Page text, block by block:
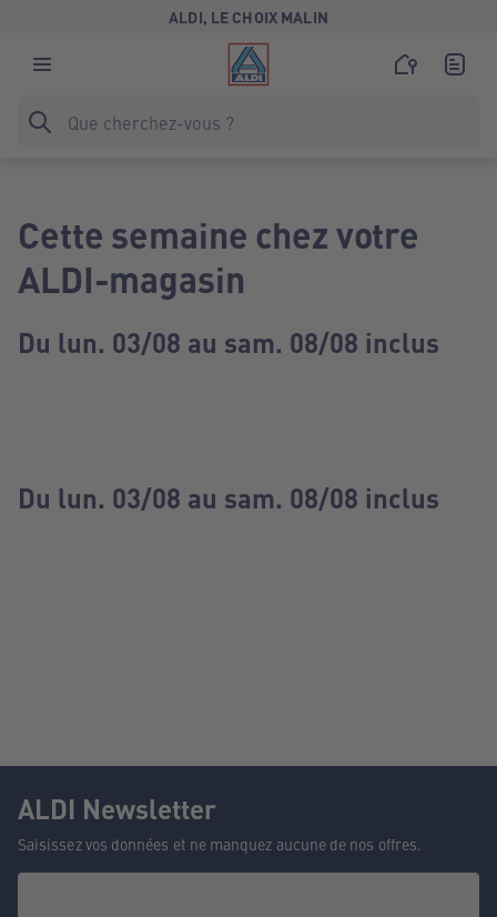
ALDI, LE CHOIX MALIN
Cette semaine chez votre
ALDI-magasin
Du lun. 03/08 au sam. 08/08 inclus
Du lun. 03/08 au sam. 08/08 inclus
ALDI Newsletter
Saisissez vos données et ne manquez aucune de nos offres.